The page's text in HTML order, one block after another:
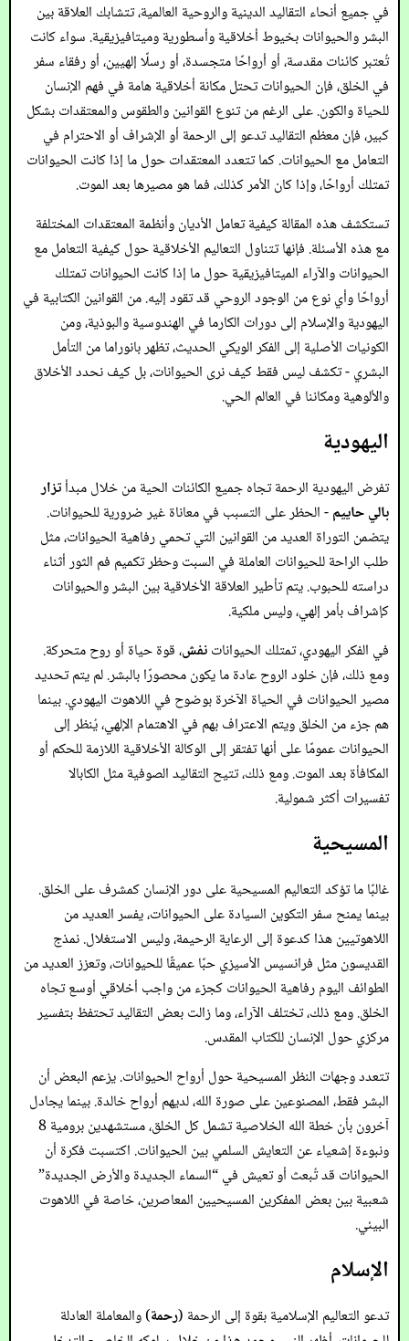
في جميع أنحاء التقاليد الدينية والروحية العالمية، تتشابك العلاقة بين
البشر والحيوانات بخيوط أخلاقية وأسطورية وميتافيزيقية. سواء كانت
تُعتبر كائنات مقدسة، أو أرواحًا متجسدة، أو رسلًا إلهيين، أو رفقاء سفر
في الخلق، فإن الحيوانات تحتل مكانة أخلاقية هامة في فهم الإنسان
للحياة والكون. على الرغم من تنوع القوانين والطقوس والمعتقدات بشكل
كبير، فإن معظم التقاليد تدعو إلى الرحمة أو الإشراف أو الاحترام في
التعامل مع الحيوانات. كما تتعدد المعتقدات حول ما إذا كانت الحيوانات
تمتلك أرواحًا، وإذا كان الأمر كذلك، فما هو مصيرها بعد الموت.
تستكشف هذه المقالة كيفية تعامل الأديان وأنظمة المعتقدات المختلفة
مع هذه الأسئلة. فإنها تتناول التعاليم الأخلاقية حول كيفية التعامل مع
الحيوانات والآراء الميتافيزيقية حول ما إذا كانت الحيوانات تمتلك
أرواحًا وأي نوع من الوجود الروحي قد تقود إليه. من القوانين الكتابية في
اليهودية والإسلام إلى دورات الكارما في الهندوسية والبوذية، ومن
الكونيات الأصلية إلى الفكر الويكي الحديث، تظهر بانوراما من التأمل
البشري - تكشف ليس فقط كيف نرى الحيوانات، بل كيف نحدد الأخلاق
والألوهية ومكاننا في العالم الحي.
اليهودية
تفرض اليهودية الرحمة تجاه جميع الكائنات الحية من خلال مبدأتزار
بالي حاييم- الحظر على التسبب في معاناة غير ضرورية للحيوانات.
يتضمن التوراة العديد من القوانين التي تحمي رفاهية الحيوانات، مثل
طلب الراحة للحيوانات العاملة في السبت وحظر تكميم فم الثور أثناء
دراسته للحبوب. يتم تأطير العلاقة الأخلاقية بين البشر والحيوانات
كإشراف بأمر إلهي، وليس ملكية.
في الفكر اليهودي، تمتلك الحيواناتنفش، قوة حياة أو روح متحركة.
ومع ذلك، فإن خلود الروح عادة ما يكون محصورًا بالبشر. لم يتم تحديد
مصير الحيوانات في الحياة الآخرة بوضوح في اللاهوت اليهودي. بينما
هم جزء من الخلق ويتم الاعتراف بهم في الاهتمام الإلهي، يُنظر إلى
الحيوانات عمومًا على أنها تفتقر إلى الوكالة الأخلاقية اللازمة للحكم أو
المكافأة بعد الموت. ومع ذلك، تتيح التقاليد الصوفية مثل الكابالا
تفسيرات أكثر شمولية.
المسيحية
غالبًا ما تؤكد التعاليم المسيحية على دور الإنسان كمشرف على الخلق.
بينما يمنح سفر التكوين السيادة على الحيوانات، يفسر العديد من
اللاهوتيين هذا كدعوة إلى الرعاية الرحيمة، وليس الاستغلال. نمذج
القديسون مثل فرانسيس الأسيزي حبًا عميقًا للحيوانات، وتعزز العديد من
الطوائف اليوم رفاهية الحيوانات كجزء من واجب أخلاقي أوسع تجاه
الخلق. ومع ذلك، تختلف الآراء، وما زالت بعض التقاليد تحتفظ بتفسير
مركزي حول الإنسان للكتاب المقدس.
تتعدد وجهات النظر المسيحية حول أرواح الحيوانات. يزعم البعض أن
البشر فقط، المصنوعين على صورة الله، لديهم أرواح خالدة. بينما يجادل
آخرون بأن خطة الله الخلاصية تشمل كل الخلق، مستشهدين برومية 8
ونبوءة إشعياء عن التعايش السلمي بين الحيوانات. اكتسبت فكرة أن
الحيوانات قد تُبعث أو تعيش في “السماء الجديدة والأرض الجديدة”
شعبية بين بعض المفكرين المسيحيين المعاصرين، خاصة في اللاهوت
البيئي.
الإسلام
تدعو التعاليم الإسلامية بقوة إلى الرحمة (رحمة) والمعاملة العادلة